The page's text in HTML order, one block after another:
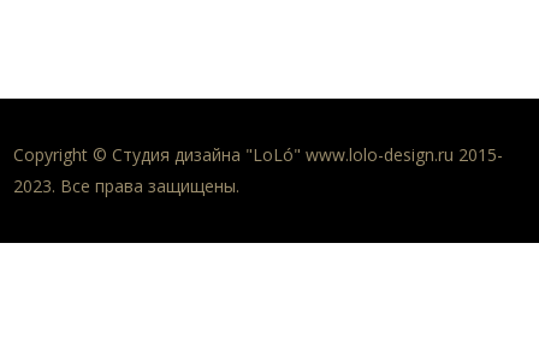
Copyright © Студия дизайна "LoLó" www.lolo-design.ru 2015-
2023. Все права защищены.